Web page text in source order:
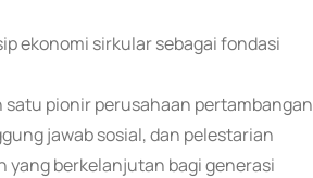
ekonomi sirkular sebagai fondasi
satu pionir perusahaan pertambangan
jawab sosial, dan pelestarian
berkelanjutan bagi generasi